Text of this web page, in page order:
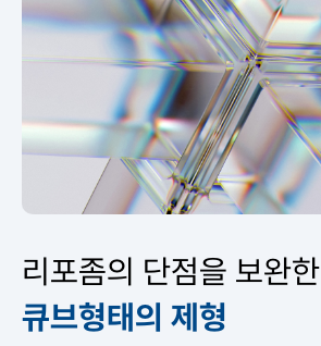
리포좀의 단점을 보완한
큐브형태의 제형